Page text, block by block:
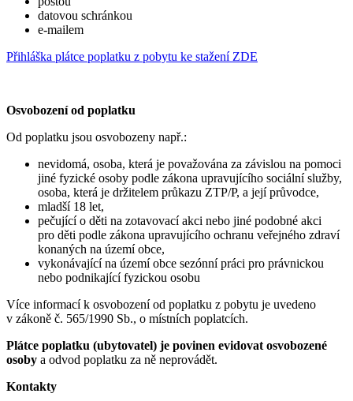
datovou schránkou
e-mailem
Přihláška plátce poplatku z pobytu ke stažení ZDE
Osvobození od poplatku
Od poplatku jsou osvobozeny např.:
nevidomá, osoba, která je považována za závislou na pomoci
jiné fyzické osoby podle zákona upravujícího sociální služby,
osoba, která je držitelem průkazu ZTP/P, a její průvodce,
mladší 18 let,
pečující o děti na zotavovací akci nebo jiné podobné akci
pro děti podle zákona upravujícího ochranu veřejného zdraví
konaných na území obce,
vykonávající na území obce sezónní práci pro právnickou
nebo podnikající fyzickou osobu
Více informací k osvobození od poplatku z pobytu je uvedeno
v zákoně č. 565/1990 Sb., o místních poplatcích.
Plátce poplatku (ubytovatel) je povinen evidovat osvobozené
osoby a odvod poplatku za ně neprovádět.
Kontakty